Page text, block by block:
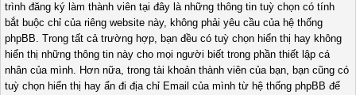
trình đăng ký làm thành viên tại đây là những thông tin tuỳ chọn có tính
bắt buộc chỉ của riêng website này, không phải yêu cầu của hệ thống
phpBB. Trong tất cả trường hợp, bạn đều có tuỳ chọn hiển thị hay không
hiển thị những thông tin này cho mọi người biết trong phần thiết lập cá
nhân của mình. Hơn nữa, trong tài khoản thành viên của bạn, bạn cũng có
tuỳ chọn hiển thị hay ẩn đi địa chỉ Email của mình từ hệ thống phpBB để